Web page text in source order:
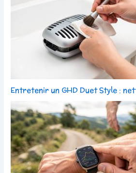
Entretenir un GHD Duet Style :